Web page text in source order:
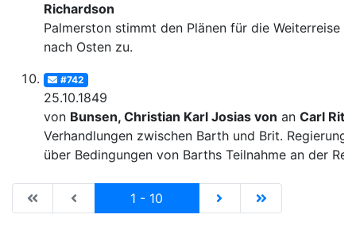
Richardson
Palmerston stimmt den Plänen für die Weiterreise
nach Osten zu.
#742
25.10.1849
von Bunsen, Christian Karl Josias von an Carl
Verhandlungen zwischen Barth und Brit. Regierung
über Bedingungen von Barths Teilnahme an der
|de:Erste Seite|en:First results page|
|de:Vorhergehende Seite|en:Previous results
1 - 10 |de:Nächste
|de:Letzte